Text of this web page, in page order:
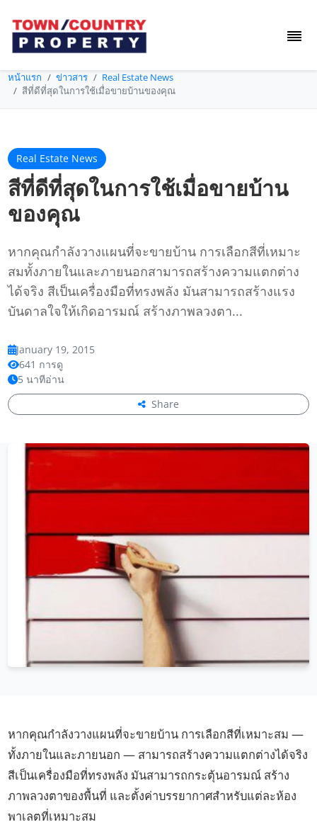
หน้าแรก ข่าวสาร
Real Estate News
สีที่ดีที่สุดในการใช้เมื่อขายบ้านของคุณ
Real Estate News
สีที่ดีที่สุดในการใช้เมื่อขายบ้าน
ของคุณ
หากคุณกำลังวางแผนที่จะขายบ้าน การเลือกสีที่เหมาะ
สมทั้งภายในและภายนอกสามารถสร้างความแตกต่าง
ได้จริง สีเป็นเครื่องมือที่ทรงพลัง มันสามารถสร้างแรง
บันดาลใจให้เกิดอารมณ์ สร้างภาพลวงตา...
January 19, 2015
641 การดู
5 นาทีอ่าน
Share
หากคุณกำลังวางแผนที่จะขายบ้าน การเลือกสีที่เหมาะสม —
ทั้งภายในและภายนอก — สามารถสร้างความแตกต่างได้จริง
สีเป็นเครื่องมือที่ทรงพลัง มันสามารถกระตุ้นอารมณ์ สร้าง
ภาพลวงตาของพื้นที่ และตั้งค่าบรรยากาศสำหรับแต่ละห้อง
พาเลตที่เหมาะสม